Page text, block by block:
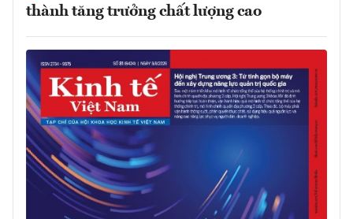
thành tăng trưởng chất lượng cao